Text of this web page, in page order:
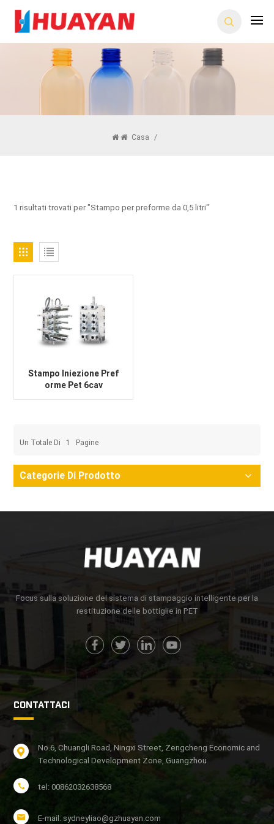
Casa /
1 risultati trovati per "Stampo per preforme da 0,5 litri"
Stampo Iniezione Pref
orme Pet 6cav
Un Totale Di 1 Pagine
Categorie Di Prodotto
Focus sulla soluzione del sistema di stampaggio intelligente per la
restituzione delle bottiglie in PET
CONTATTACI
No.6, Chuangli Road, Ningxi Street, Zengcheng Economic and
Technological Development Zone, Guangzhou
tel: 00862032638568
E-mail: sydneyliao@gzhuayan.com